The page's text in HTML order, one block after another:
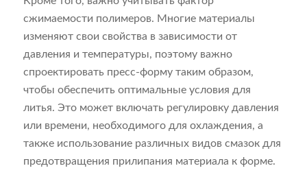
сжимаемости полимеров. Многие материалы
изменяют свои свойства в зависимости от
давления и температуры, поэтому важно
спроектировать пресс-форму таким образом,
чтобы обеспечить оптимальные условия для
литья. Это может включать регулировку давления
или времени, необходимого для охлаждения, а
также использование различных видов смазок для
предотвращения прилипания материала к форме.